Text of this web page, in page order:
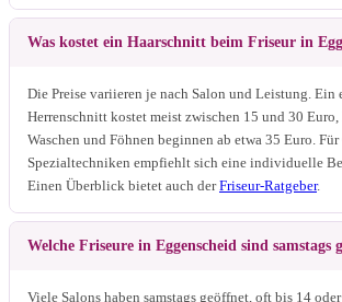
Was kostet ein Haarschnitt beim Friseur in
Die Preise variieren je nach Salon und Leistung. Ein
Herrenschnitt kostet meist zwischen 15 und 30
Waschen und Föhnen beginnen ab etwa 35 Euro.
Spezialtechniken empfiehlt sich eine individuelle
Einen Überblick bietet auch derFriseur-Ratgeber.
Welche Friseure in Eggenscheid sind samstags
Viele Salons haben samstags geöffnet, oft bis 14